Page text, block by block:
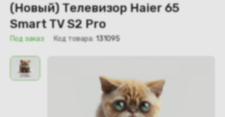
(Новый) Телевизор Haier 65
Smart TV S2 Pro
Под заказ Код товара: 131095